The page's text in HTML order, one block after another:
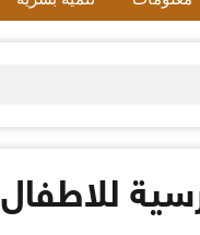
للاطفال